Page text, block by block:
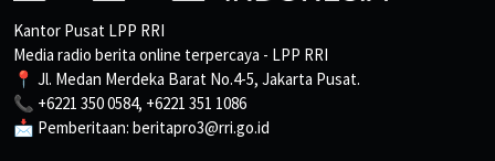
Kantor Pusat LPP RRI
Media radio berita online terpercaya - LPP RRI
📍 Jl. Medan Merdeka Barat No.4-5, Jakarta Pusat.
📞 +6221 350 0584, +6221 351 1086
📩 Pemberitaan: beritapro3@rri.go.id